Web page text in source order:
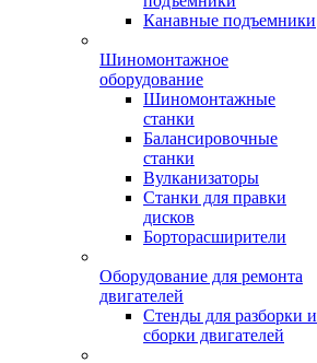
Канавные подъемники
Шиномонтажное
оборудование
Шиномонтажные
станки
Балансировочные
станки
Вулканизаторы
Станки для правки
дисков
Борторасширители
Оборудование для ремонта
двигателей
Стенды для разборки и
сборки двигателей